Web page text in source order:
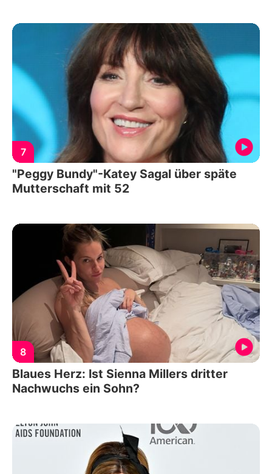
7
"Peggy Bundy"-Katey Sagal über späte
Mutterschaft mit 52
8
Blaues Herz: Ist Sienna Millers dritter
Nachwuchs ein Sohn?